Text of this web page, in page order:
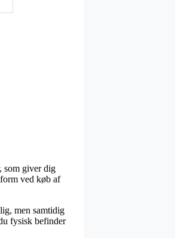
som giver dig
ved køb af
men samtidig
fysisk befinder